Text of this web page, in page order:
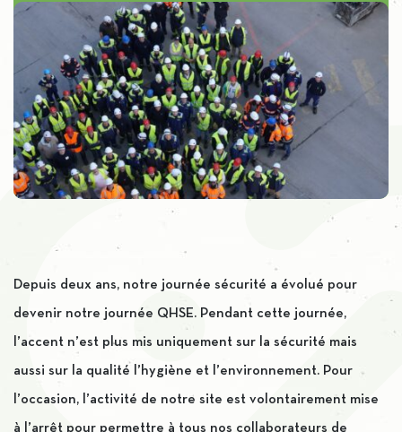
Depuis deux ans, notre journée sécurité a évolué pour
devenir notre journée QHSE. Pendant cette journée,
l’accent n’est plus mis uniquement sur la sécurité mais
aussi sur la qualité l’hygiène et l’environnement. Pour
l’occasion, l’activité de notre site est volontairement mise
à l’arrêt pour permettre à tous nos collaborateurs de